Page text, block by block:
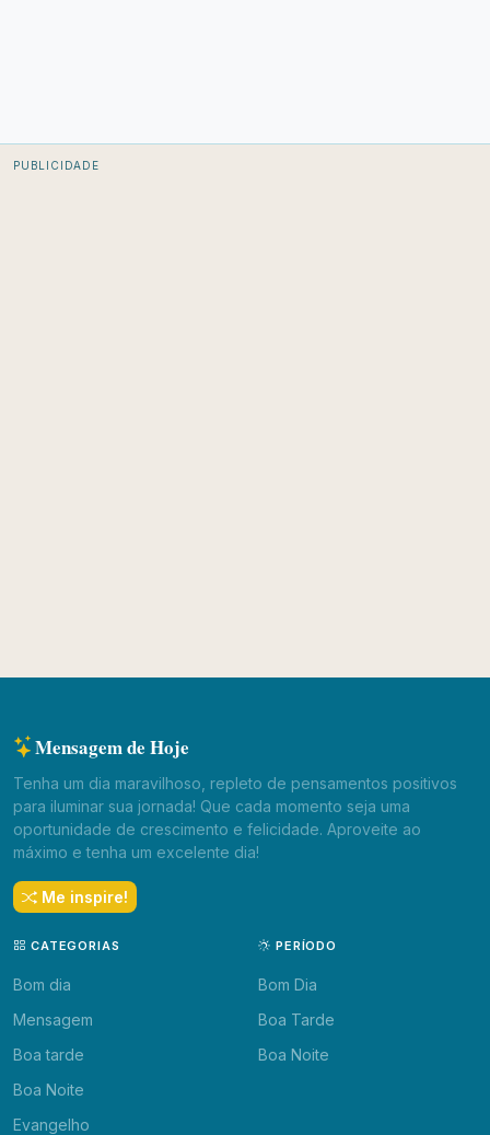
PUBLICIDADE
Mensagem de Hoje
Tenha um dia maravilhoso, repleto de pensamentos positivos
para iluminar sua jornada! Que cada momento seja uma
oportunidade de crescimento e felicidade. Aproveite ao
máximo e tenha um excelente dia!
Me inspire!
CATEGORIAS
Bom dia
Mensagem
Boa tarde
Boa Noite
Evangelho
PERÍODO
Bom Dia
Boa Tarde
Boa Noite